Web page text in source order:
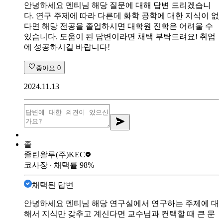
안녕하세요 멘티님 해당 질문에 대해 답변 드리겠습니
다. 연구 주제에 따라 다른데 화학 공학에 대한 지식이 없
다면 해당 전공을 졸업하시면 대학원 진학은 어려울 수
있습니다. 도움이 된 답변이라면 채택 부탁드려요! 취업
에 성공하시길 바랍니다!
좋아요 0
2024.11.13
졸
졸린왈루(주)KEC
코사장 ∙ 채택률 98%
채택된 답변
안녕하세요 멘티님 해당 연구실에서 연구하는 주제에 대
해서 지식만 갖추고 계신다면 교수님과 컨택할 때 큰 문